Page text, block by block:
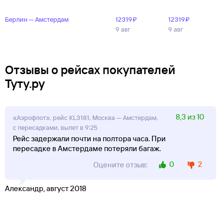
Берлин — Амстердам
12 ⁠319 ⁠₽
9 авг
12 ⁠319 ⁠₽
9 авг
Отзывы о рейсах покупателей
Туту.ру
«Аэрофлот», рейс KL3181, Москва — Амстердам,
с пересадками, вылет в 9:25
8,3 из 10
Рейс задержали почти на полтора часа. При
пересадке в Амстердаме потеряли багаж.
Оцените отзыв:
0 2
Александр, август 2018